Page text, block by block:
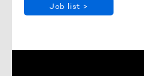
Job list >